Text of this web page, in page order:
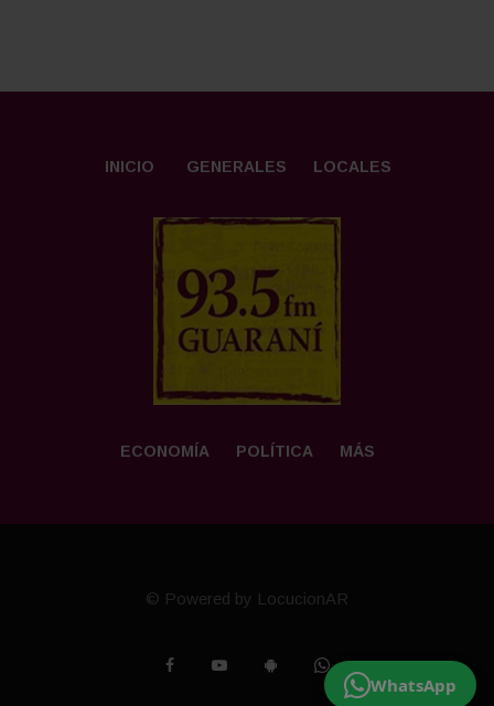
WhatsApp
INICIO GENERALES LOCALES
ECONOMÍA POLÍTICA MÁS
© Powered by LocucionAR